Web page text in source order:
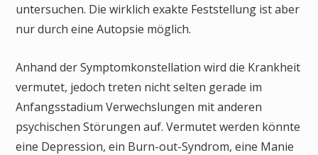
untersuchen. Die wirklich exakte Feststellung ist aber
nur durch eine Autopsie möglich.
Anhand der Symptomkonstellation wird die Krankheit
vermutet, jedoch treten nicht selten gerade im
Anfangsstadium Verwechslungen mit anderen
psychischen Störungen auf. Vermutet werden könnte
eine Depression, ein Burn-out-Syndrom, eine Manie